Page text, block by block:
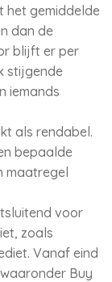
het gemiddelde
dan de
blijft er per
stijgende
iemands
als rendabel.
bepaalde
maatregel
voor
zoals
Vanaf eind
Buy